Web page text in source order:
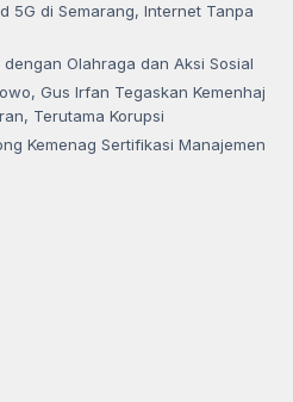
5G di Semarang, Internet Tanpa
Olahraga dan Aksi Sosial
Gus Irfan Tegaskan Kemenhaj
Terutama Korupsi
Kemenag Sertifikasi Manajemen